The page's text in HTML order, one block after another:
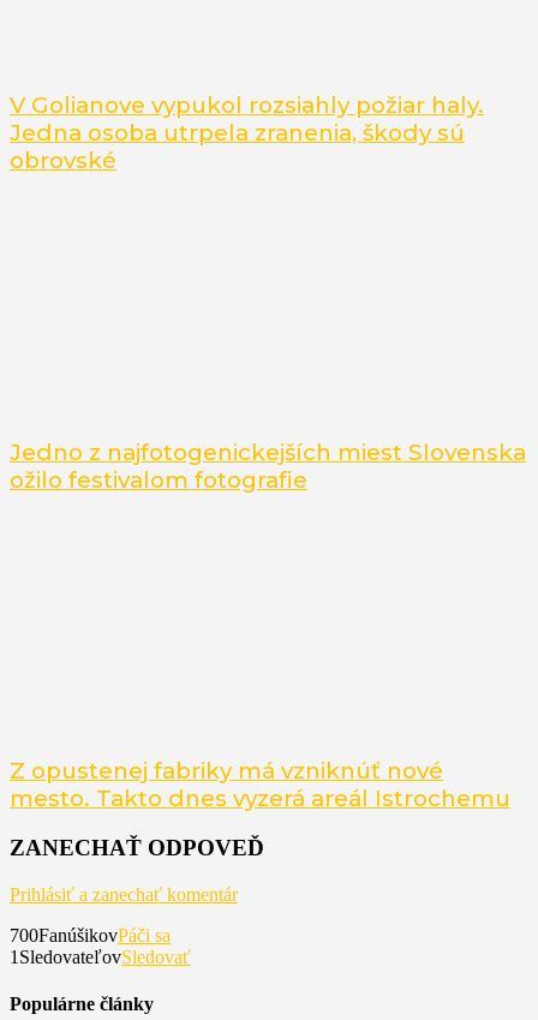
V Golianove vypukol rozsiahly požiar haly.
Jedna osoba utrpela zranenia, škody sú
obrovské
Jedno z najfotogenickejších miest Slovenska
ožilo festivalom fotografie
Z opustenej fabriky má vzniknúť nové
mesto. Takto dnes vyzerá areál Istrochemu
ZANECHAŤ ODPOVEĎ
Prihlásiť a zanechať komentár
700FanúšikovPáči sa
1 SledovateľovSledovať
Populárne články